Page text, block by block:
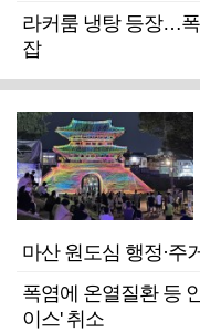
라커룸 냉탕 등장…
잡
마산 원도심 행정·주
폭염에 온열질환 등
이스' 취소